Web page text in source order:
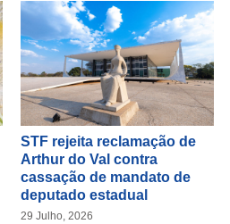
STF rejeita reclamação de
Arthur do Val contra
cassação de mandato de
deputado estadual
29 Julho, 2026